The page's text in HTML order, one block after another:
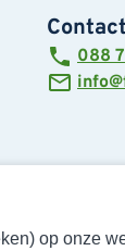
op onze
Contact
088